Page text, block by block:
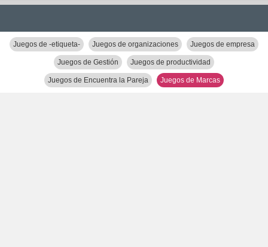
Juegos de -etiqueta- Juegos de organizaciones Juegos de empresa
Juegos de Gestión Juegos de productividad
Juegos de Encuentra la Pareja Juegos de Marcas